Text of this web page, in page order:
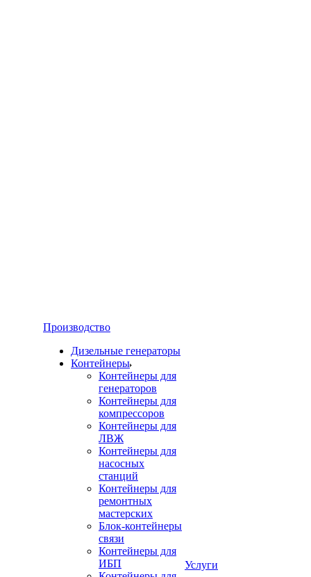
Производство
Дизельные генераторы
Контейнеры
Контейнеры для
генераторов
Контейнеры для
компрессоров
Контейнеры для
ЛВЖ
Контейнеры для
насосных
станций
Контейнеры для
ремонтных
мастерских
Блок-контейнеры
связи
Контейнеры для
ИБП
Услуги